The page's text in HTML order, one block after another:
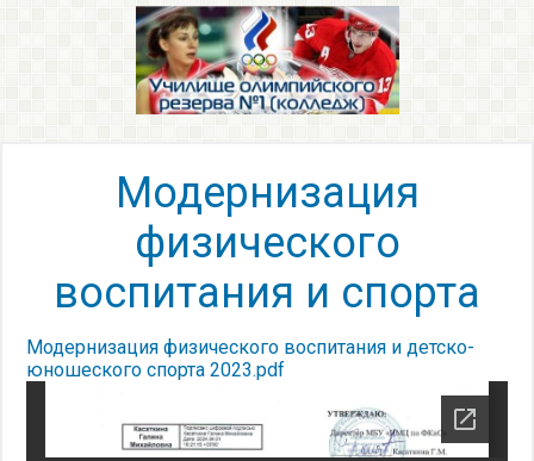
Модернизация
физического
воспитания и спорта
Модернизация физического воспитания и детско-
юношеского спорта 2023.pdf